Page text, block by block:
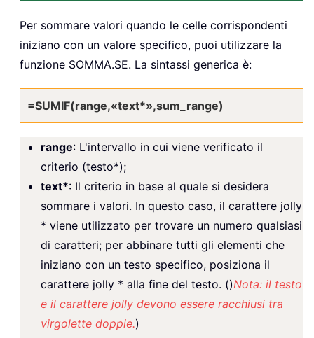
Per sommare valori quando le celle corrispondenti
iniziano con un valore specifico, puoi utilizzare la
funzione SOMMA.SE. La sintassi generica è:
=SUMIF(range,«text*»,sum_range)
range: L'intervallo in cui viene verificato il
criterio (testo*);
text*: Il criterio in base al quale si desidera
sommare i valori. In questo caso, il carattere jolly
* viene utilizzato per trovare un numero qualsiasi
di caratteri; per abbinare tutti gli elementi che
iniziano con un testo specifico, posiziona il
carattere jolly * alla fine del testo. ()Nota: il testo
e il carattere jolly devono essere racchiusi tra
virgolette doppie.)